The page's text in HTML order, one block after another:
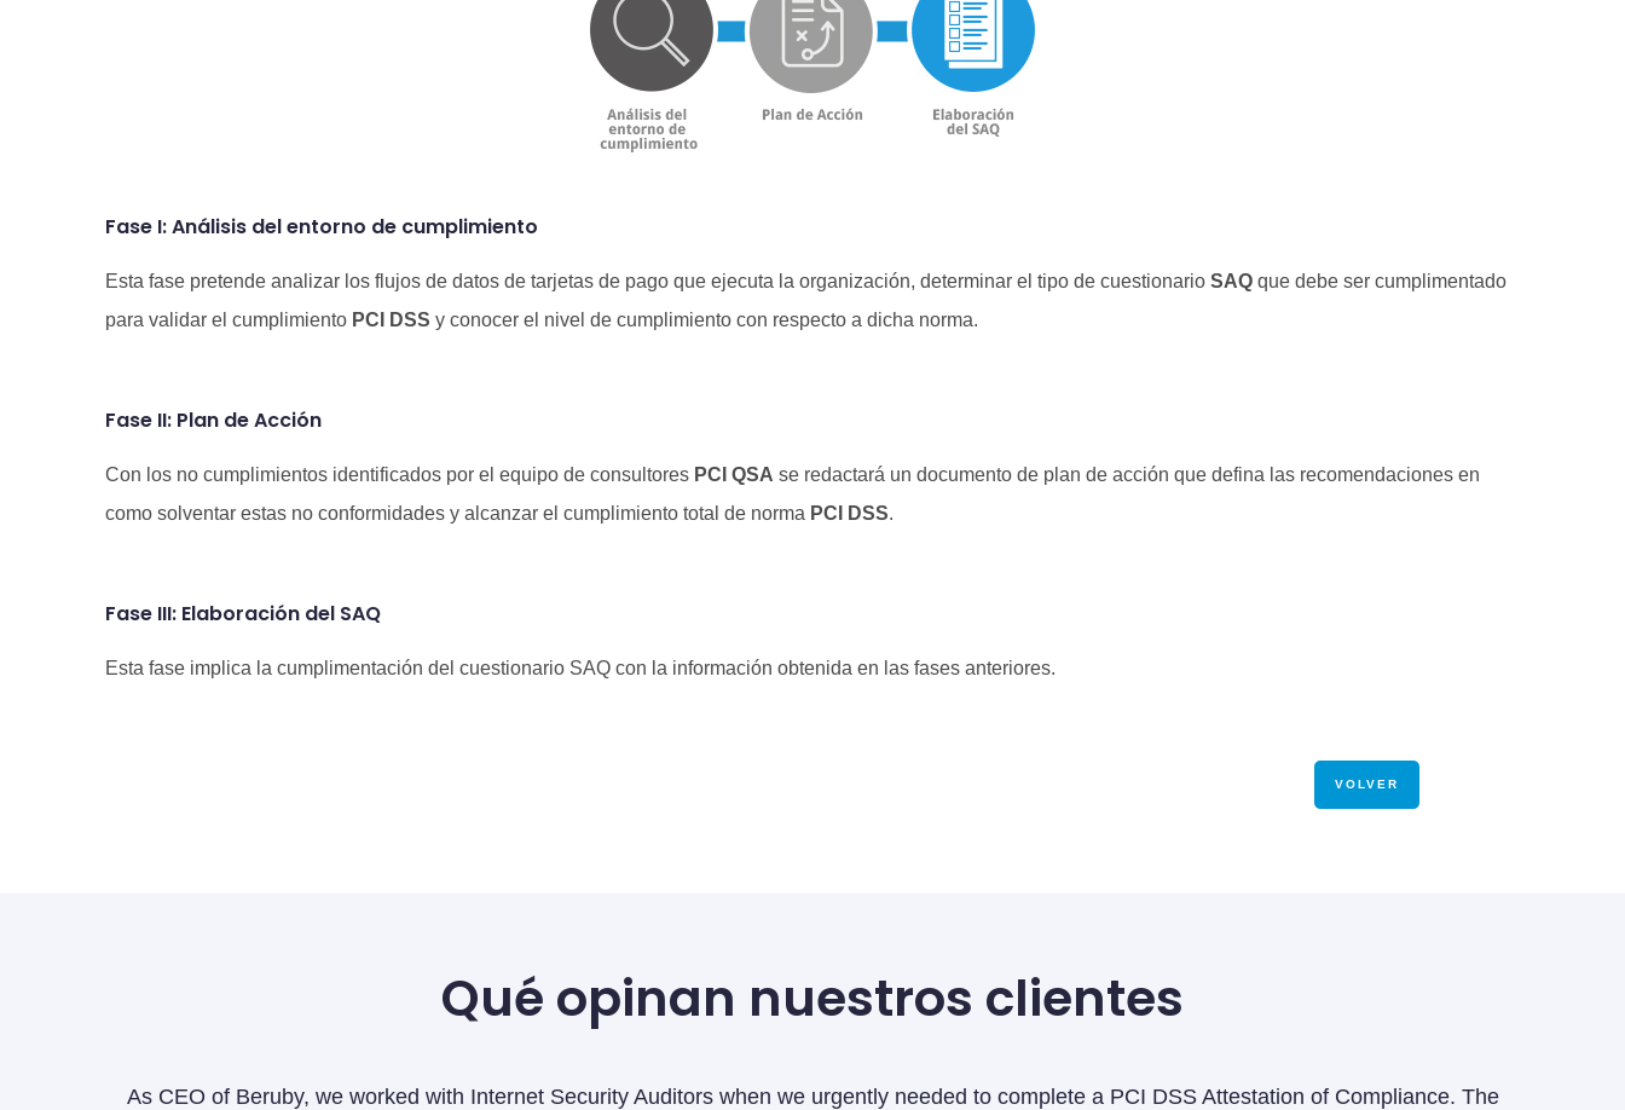
Fase I: Análisis del entorno de cumplimiento
Esta fase pretende analizar los flujos de datos de tarjetas de pago que ejecuta la organización, determinar el tipo de cuestionario SAQ que debe ser cumplimentado
para validar el cumplimiento PCI DSS y conocer el nivel de cumplimiento con respecto a dicha norma.
Fase II: Plan de Acción
Con los no cumplimientos identificados por el equipo de consultores PCI QSA se redactará un documento de plan de acción que defina las recomendaciones en
como solventar estas no conformidades y alcanzar el cumplimiento total de norma PCI DSS.
Fase III: Elaboración del SAQ
Esta fase implica la cumplimentación del cuestionario SAQ con la información obtenida en las fases anteriores.
VOLVER
Qué opinan nuestros clientes
Internet Security Auditors when we urgently needed to complete a PCI DSS Attestation of Compliance. The
At Grupo Arbulu, we have worked closely with